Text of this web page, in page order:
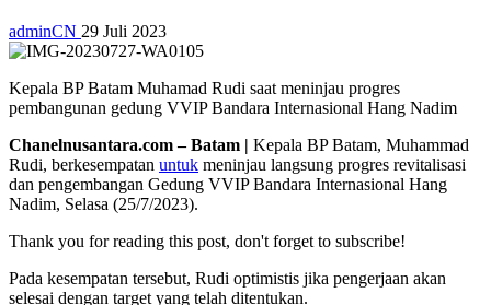
adminCN 29 Juli 2023
Kepala BP Batam Muhamad Rudi saat meninjau progres
pembangunan gedung VVIP Bandara Internasional Hang Nadim
Chanelnusantara.com – Batam | Kepala BP Batam, Muhammad
Rudi, berkesempatan untuk meninjau langsung progres revitalisasi
dan pengembangan Gedung VVIP Bandara Internasional Hang
Nadim, Selasa (25/7/2023).
Thank you for reading this post, don't forget to subscribe!
Pada kesempatan tersebut, Rudi optimistis jika pengerjaan akan
selesai dengan target yang telah ditentukan.